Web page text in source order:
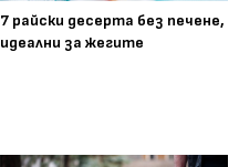
7 райски десерта без печене,
идеални за жегите